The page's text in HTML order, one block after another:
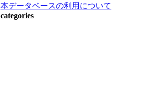
本データベースの利用について
categories